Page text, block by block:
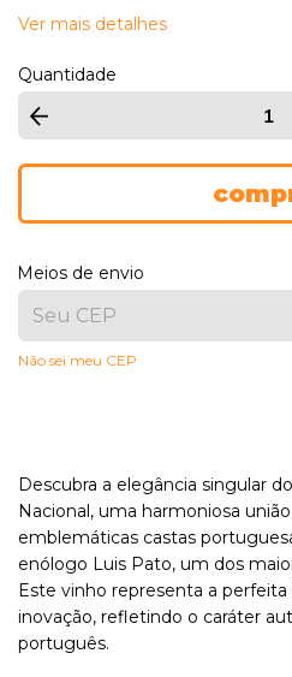
Ver mais detalhes
Quantidade
Meios de envio
Não sei meu CEP
Descubra a elegância singular
Nacional, uma harmoniosa
emblemáticas castas
enólogo Luis Pato, um dos
Este vinho representa a
inovação, refletindo o caráter
português.